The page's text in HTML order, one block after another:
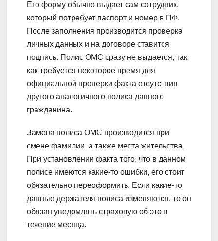
Его форму обычно выдает сам сотрудник,
который потребует паспорт и номер в ПФ.
После заполнения производится проверка
личных данных и на договоре ставится
подпись. Полис ОМС сразу не выдается, так
как требуется некоторое время для
официальной проверки факта отсутствия
другого аналогичного полиса данного
гражданина.
Замена полиса ОМС производится при
смене фамилии, а также места жительства.
При установлении факта того, что в данном
полисе имеются какие-то ошибки, его стоит
обязательно переоформить. Если какие-то
данные держателя полиса изменяются, то он
обязан уведомлять страховую об это в
течение месяца.